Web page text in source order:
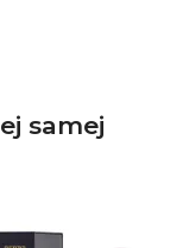
samej